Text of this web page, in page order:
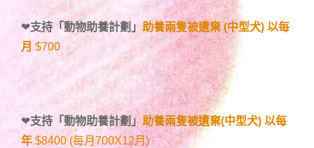
❤支持「動物助養計劃 」 助養兩隻被遺棄 (中型犬) 以每
月 $700
❤支持「動物助養計劃 」助養兩隻被遺棄(中型犬) 以每
年 $8400 (每月700X12月)